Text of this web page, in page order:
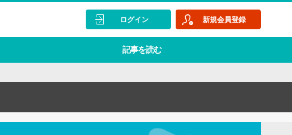
記事を読む
ログイン 新規会員登録